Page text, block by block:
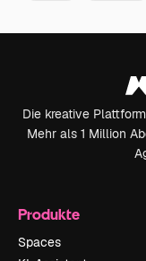
Die kreative
Mehr als 1 Million
Produkte
Spaces